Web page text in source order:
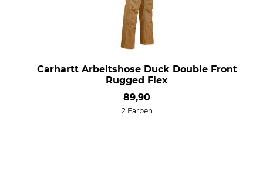
Carhartt Arbeitshose Duck Double Front
Rugged Flex
89,90
2 Farben